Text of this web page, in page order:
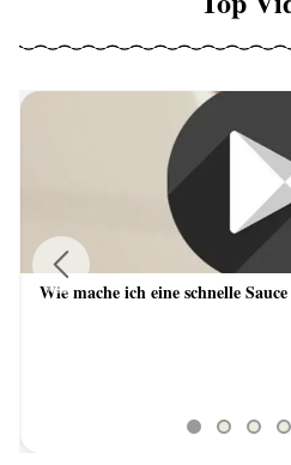
Wie mache ich eine schnelle
Previous